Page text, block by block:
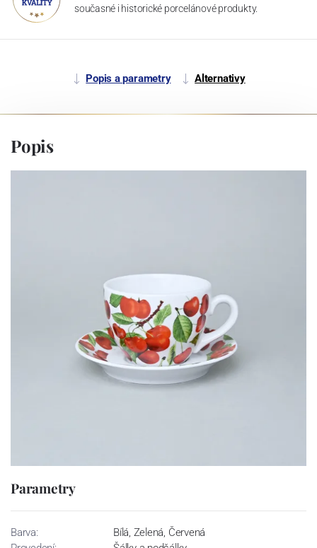
současné i historické porcelánové produkty.
Popis a parametry Alternativy
Popis
Parametry
Barva:
Bílá, Zelená, Červená